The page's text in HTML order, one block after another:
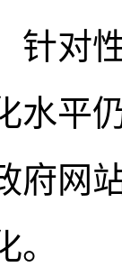
针对
水平
府网
。